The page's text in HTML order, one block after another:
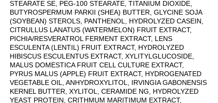
STEARATE SE, PEG-100 STEARATE, TITANIUM DIOXIDE,
BUTYROSPERMUM PARKII (SHEA) BUTTER, GLYCINE SOJA
(SOYBEAN) STEROLS, PANTHENOL, HYDROLYZED CASEIN,
CITRULLUS LANATUS (WATERMELON) FRUIT EXTRACT,
PICHIA/RESVERATROL FERMENT EXTRACT, LENS
ESCULENTA (LENTIL) FRUIT EXTRACT, HYDROLYZED
HIBISCUS ESCULENTUS EXTRACT, XYLITYLGLUCOSIDE,
MALUS DOMESTICA FRUIT CELL CULTURE EXTRACT,
PYRUS MALUS (APPLE) FRUIT EXTRACT, HYDROGENATED
VEGETABLE OIL, ANHYDROXYLITOL, IRVINGIA GABONENSIS
KERNEL BUTTER, XYLITOL, CERAMIDE NG, HYDROLYZED
YEAST PROTEIN, CRITHMUM MARITIMUM EXTRACT,